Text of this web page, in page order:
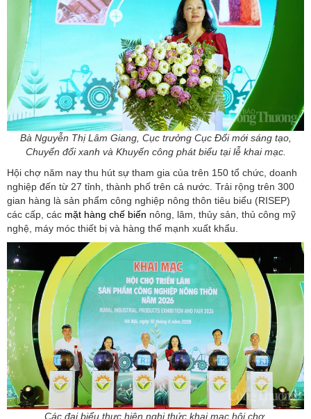
Bà Nguyễn Thị Lâm Giang, Cục trưởng Cục Đổi mới sáng tạo,
Chuyển đổi xanh và Khuyến công phát biểu tại lễ khai mạc.
Hội chợ năm nay thu hút sự tham gia của trên 150 tổ chức, doanh
nghiệp đến từ 27 tỉnh, thành phố trên cả nước. Trải rộng trên 300
gian hàng là sản phẩm công nghiệp nông thôn tiêu biểu (RISEP)
các cấp, các mặt hàng chế biến nông, lâm, thủy sản, thủ công mỹ
nghệ, máy móc thiết bị và hàng thế mạnh xuất khẩu.
Các đại biểu thực hiện nghi thức khai mạc hội chợ.